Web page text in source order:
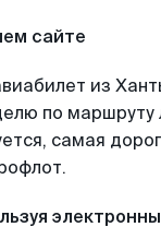
сайте
из
по маршруту
самая